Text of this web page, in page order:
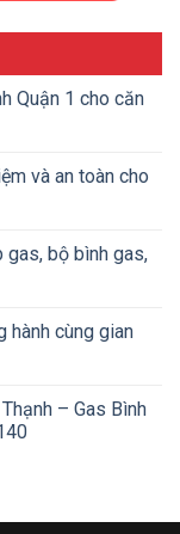
Quận 1 cho căn
và an toàn cho
gas, bộ bình gas,
hành cùng gian
– Gas Bình